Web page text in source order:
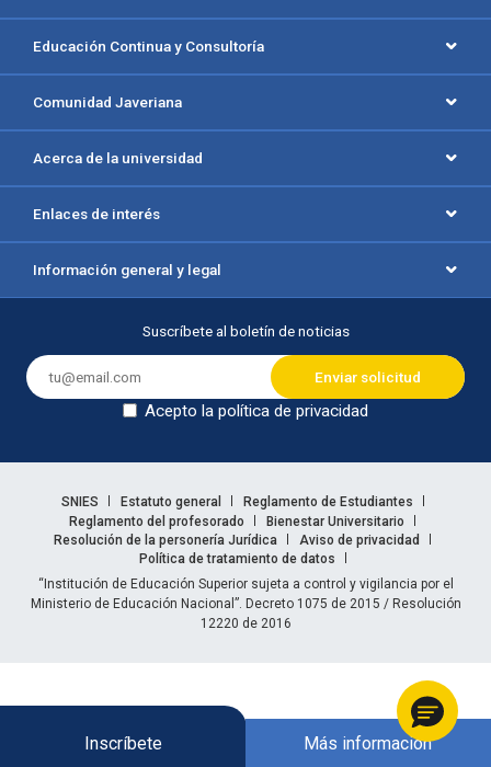
Inscríbete Más información
Educación Continua y Consultoría
Comunidad Javeriana
Acerca de la universidad
Enlaces de interés
Información general y legal
Suscríbete al boletín de noticias
Acepto la política de privacidad
Enlaces legales
SNIES Estatuto general
Reglamento de Estudiantes
Reglamento del profesorado
Bienestar Universitario
Resolución de la personería Jurídica
Aviso de privacidad
Política de tratamiento de datos
Información legal
“Institución de Educación Superior sujeta a control y vigilancia por el
Ministerio de Educación Nacional”. Decreto 1075 de 2015 / Resolución
12220 de 2016